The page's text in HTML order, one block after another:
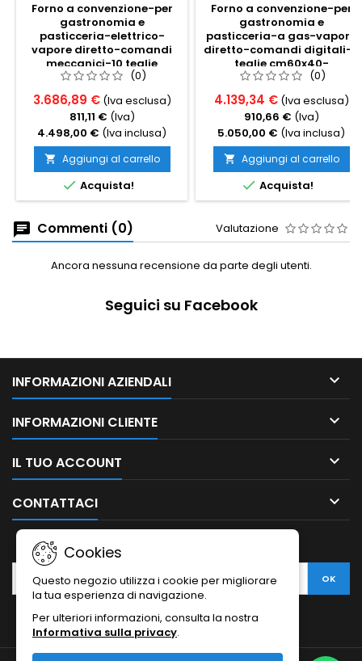
Forno a convenzione-per
gastronomia e
pasticceria-elettrico-
vapore diretto-comandi
meccanici-10 teglie
cm60x40-cm98x84x107h-
trif
(0)
3.686,89 € (Iva esclusa)
811,11 € (Iva)
4.498,00 € (Iva inclusa)
 Aggiungi al carrello
 Acquista!
Forno a convenzione-per
gastronomia e
pasticceria-a gas-vapore
diretto-comandi digitali-6
teglie cm60x40-
cm98x92x113h
(0)
4.139,34 € (Iva esclusa)
910,66 € (Iva)
5.050,00 € (Iva inclusa)
 Aggiungi al carrello
 Acquista!
Commenti (0) Valutazione
Ancora nessuna recensione da parte degli utenti.
Seguici su Facebook
INFORMAZIONI AZIENDALI 
INFORMAZIONI CLIENTE 
IL TUO ACCOUNT 
CONTATTACI 
Cookies
Questo negozio utilizza i cookie per migliorare
la tua esperienza di navigazione.
Per ulteriori informazioni, consulta la nostra
Informativa sulla privacy.